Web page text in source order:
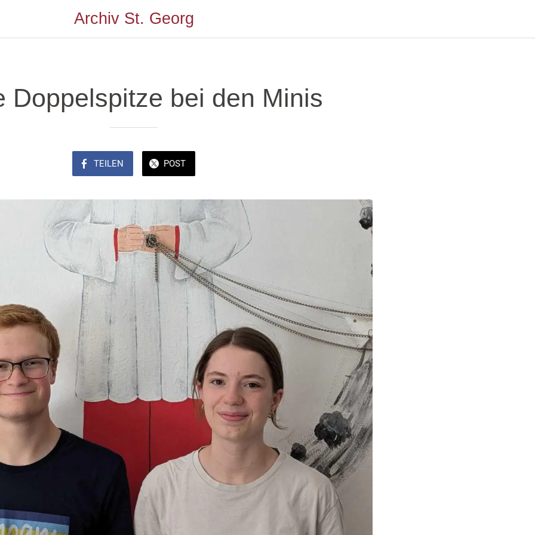
Archiv St. Georg
Doppelspitze bei den Minis
TEILEN POST